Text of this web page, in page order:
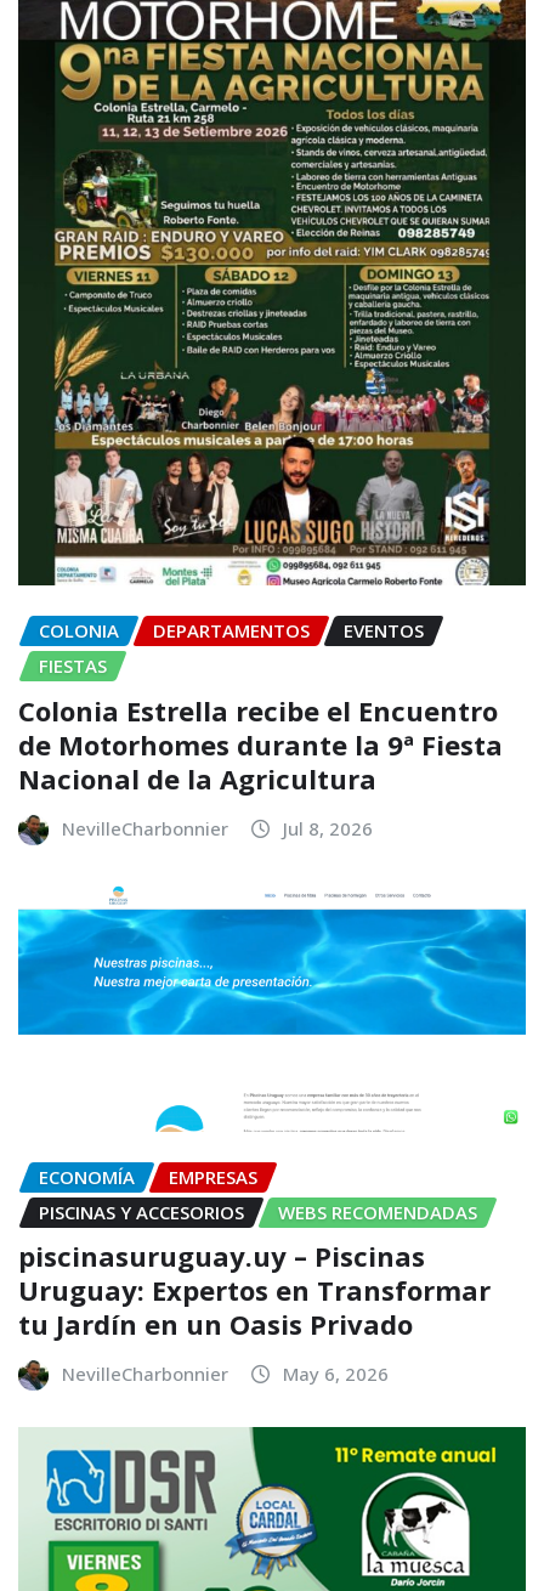
COLONIA DEPARTAMENTOS
EVENTOS
FIESTAS
Colonia Estrella recibe el Encuentro
de Motorhomes durante la 9ª Fiesta
Nacional de la Agricultura
NevilleCharbonnier Jul 8, 2026
ECONOMÍA
EMPRESAS
PISCINAS Y ACCESORIOS
WEBS RECOMENDADAS
piscinasuruguay.uy – Piscinas
Uruguay: Expertos en Transformar
tu Jardín en un Oasis Privado
NevilleCharbonnier May 6, 2026